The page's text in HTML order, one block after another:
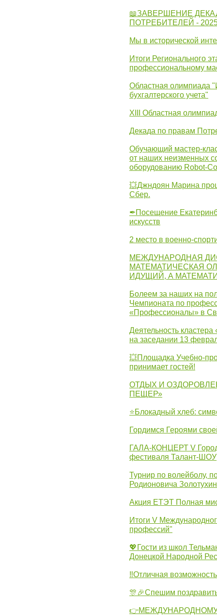
📖ЗАВЕРШЕНИЕ
ПОТРЕБИТЕЛЕЙ -
Мы в исторической
Итоги Регионального
профессиональному
Областная олимпиада
бухгалтерского учета"
XIII Областная
Декада по правам
Обучающий мастер-
от наших неизменных
оборудованию Robot-
💥Джндоян Марина
Сбер.
✒Посещение
искусств
2 место в военно-
МЕЖДУНАРОДНАЯ
МАТЕМАТИЧЕСКАЯ
ИДУЩИЙ, А
Болеем за наших на
Чемпионата по
«Профессионалы» в
Деятельность
на заседании 13
💥Площадка Учебно-
принимает гостей!
ОТДЫХ И
ПЕЩЕР»
⭐Блокадный хлеб:
Гордимся Героями
ГАЛА-КОНЦЕРТ V
фестиваля Талант-ШОУ
Турнир по волейболу,
Родионовича
Акция ЕТЭТ Полная
Итоги V
профессий"
💖Гости из школ
Донецкой Народной
‼Отличная
🎊🎉Спешим